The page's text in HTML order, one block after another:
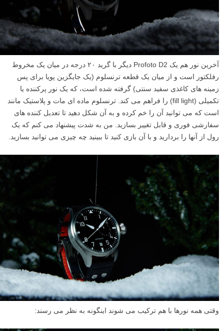
آخرین نور هم یک Profoto D2 دیگر با گرید ۲۰ درجه در میان یک مخروط
رفلکتور است و از میان یک قطعه ترنسلوم (یک جایگزین پویا برای پس
زمینه های کاغذی سفید سنتی) گرفته شده است، که یک نور پرکننده یا
تکمیلی (fill light) را فراهم می کند. ترنسلوم ماده ای مات و پلاستیک مانند
است که می توانید آن را خم کرده و به آن شکل دهید تا تعدیل کننده های
سفارشی فوری و قابل تغییر بسازید. من به شدت پیشنهاد می کنم که یک
رول از آنها را بردارید و با آن بازی کنید تا ببینید چه چیزی می توانید بسازید.
وقتی همه نورها با هم ترکیب می شوند اینگونه به نظر می رسند: